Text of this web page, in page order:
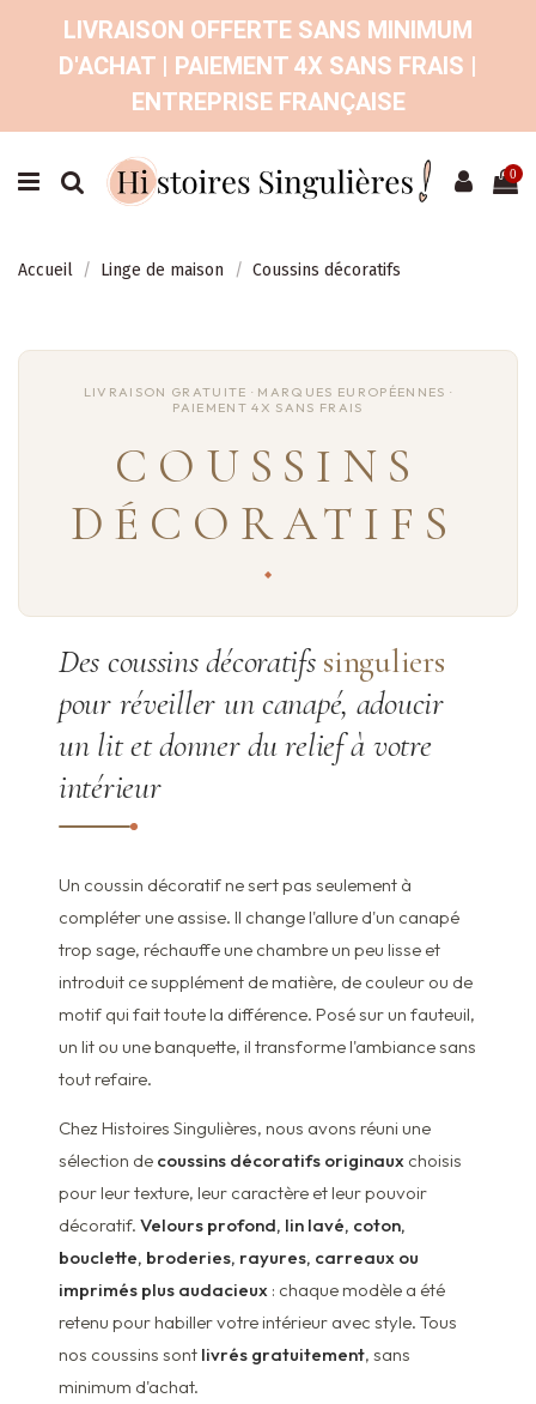
LIVRAISON OFFERTE SANS MINIMUM
D'ACHAT | PAIEMENT 4X SANS FRAIS |
ENTREPRISE FRANÇAISE
0
Accueil Linge de maison Coussins décoratifs
COUSSINS
DÉCORATIFS
Des coussins décoratifs singuliers
pour réveiller un canapé, adoucir
un lit et donner du relief à votre
intérieur
Un coussin décoratif ne sert pas seulement à
compléter une assise. Il change l'allure d'un canapé
trop sage, réchauffe une chambre un peu lisse et
introduit ce supplément de matière, de couleur ou de
motif qui fait toute la différence. Posé sur un fauteuil,
un lit ou une banquette, il transforme l'ambiance sans
tout refaire.
Chez Histoires Singulières, nous avons réuni une
sélection de coussins décoratifs originaux choisis
pour leur texture, leur caractère et leur pouvoir
décoratif. Velours profond, lin lavé, coton,
bouclette, broderies, rayures, carreaux ou
imprimés plus audacieux : chaque modèle a été
retenu pour habiller votre intérieur avec style. Tous
nos coussins sont livrés gratuitement, sans
minimum d'achat.